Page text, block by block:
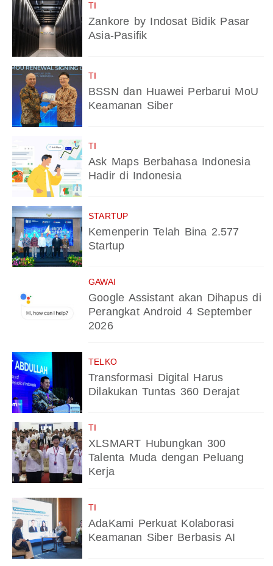
TI
Zankore by Indosat Bidik Pasar
Asia-Pasifik
TI
BSSN dan Huawei Perbarui MoU
Keamanan Siber
TI
Ask Maps Berbahasa Indonesia
Hadir di Indonesia
STARTUP
Kemenperin Telah Bina 2.577
Startup
GAWAI
Google Assistant akan Dihapus di
Perangkat Android 4 September
2026
TELKO
Transformasi Digital Harus
Dilakukan Tuntas 360 Derajat
TI
XLSMART Hubungkan 300
Talenta Muda dengan Peluang
Kerja
TI
AdaKami Perkuat Kolaborasi
Keamanan Siber Berbasis AI